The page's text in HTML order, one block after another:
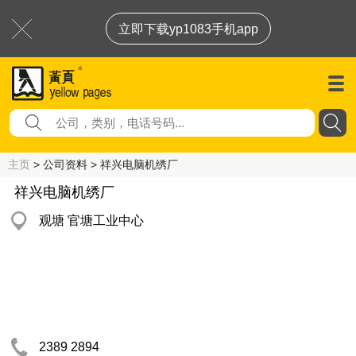
立即下载yp1083手机app
主页 > 公司资料 > 祥兴电脑机绣厂
祥兴电脑机绣厂
观塘 官塘工业中心
2389 2894